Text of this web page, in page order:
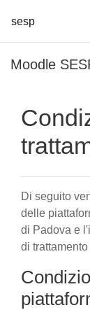
sesp
Moodle
Di seguito
delle
di Padova e
di